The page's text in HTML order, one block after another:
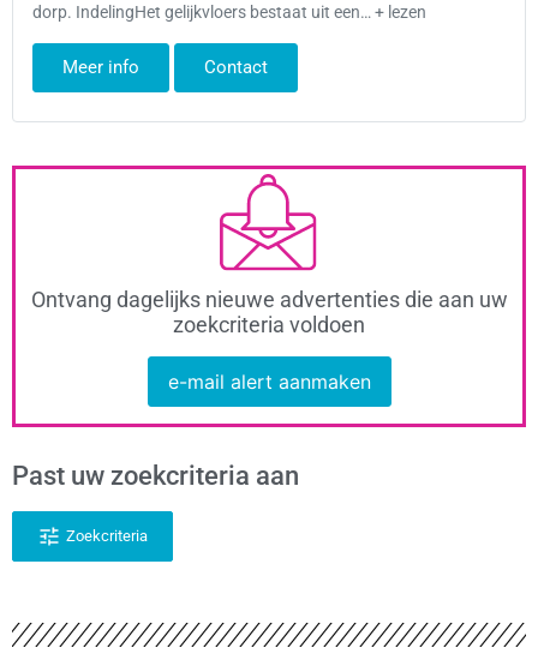
dorp. IndelingHet gelijkvloers bestaat uit een… + lezen
Meer info Contact
Ontvang dagelijks nieuwe advertenties die aan uw
zoekcriteria voldoen
e-mail alert aanmaken
Past uw zoekcriteria aan
Zoekcriteria